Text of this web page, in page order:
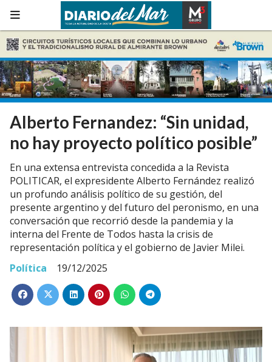
Alberto Fernandez: “Sin unidad,
no hay proyecto político posible”
En una extensa entrevista concedida a la Revista
POLITICAR, el expresidente Alberto Fernández realizó
un profundo análisis político de su gestión, del
presente argentino y del futuro del peronismo, en una
conversación que recorrió desde la pandemia y la
interna del Frente de Todos hasta la crisis de
representación política y el gobierno de Javier Milei.
Política
19/12/2025